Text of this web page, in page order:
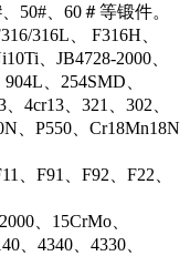
50#、60＃等锻件。
316L、 F316H、
、JB4728-2000、
、254SMD、
4cr13、321、302、
、P550、Cr18Mn18N
、F91、F92、F22、
、15CrMo、
、4340、4330、